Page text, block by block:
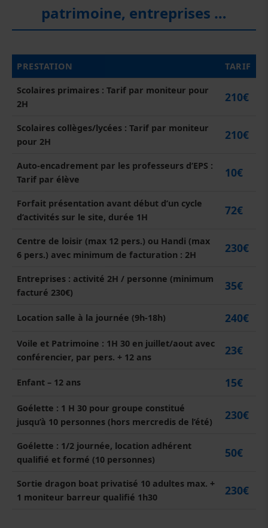
patrimoine, entreprises …
PRESTATION TARIF
Scolaires primaires : Tarif par moniteur pour
2H
210€
Scolaires collèges/lycées : Tarif par moniteur
pour 2H
210€
Auto-encadrement par les professeurs d’EPS :
Tarif par élève
10€
Forfait présentation avant début d’un cycle
d’activités sur le site, durée 1H
72€
Centre de loisir (max 12 pers.) ou Handi (max
6 pers.) avec minimum de facturation : 2H
230€
Entreprises : activité 2H / personne (minimum
facturé 230€)
35€
Location salle à la journée (9h-18h) 240€
Voile et Patrimoine : 1H 30 en juillet/aout avec
conférencier, par pers. + 12 ans
23€
Enfant – 12 ans 15€
Goélette : 1 H 30 pour groupe constitué
jusqu’à 10 personnes (hors mercredis de l’été)
230€
Goélette : 1/2 journée, location adhérent
qualifié et formé (10 personnes)
50€
Sortie dragon boat privatisé 10 adultes max. +
1 moniteur barreur qualifié 1h30
230€